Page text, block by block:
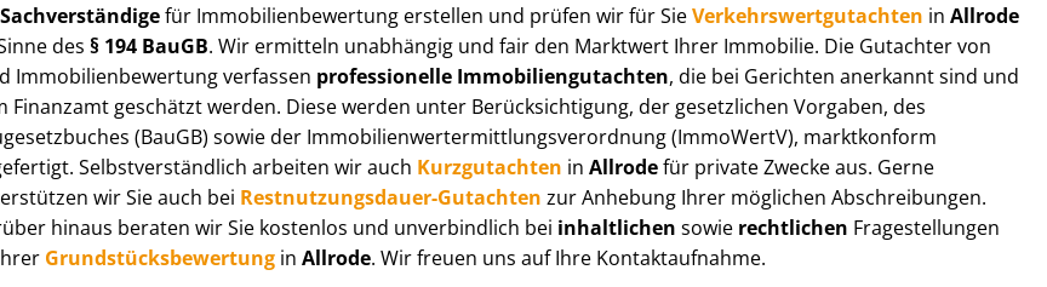
Sachverständigefür Im­mo­bi­li­en­be­wer­tung erstellen und prüfen wir für SieVer­kehrs­wert­gut­ach­ten inAllrode
des§ 194 BauGB. Wir ermitteln unabhängig und fair den Marktwert Ihrer Immobilie. Die Gutachter von
Im­mo­bi­li­en­be­wer­tung verfassen professionelle Im­mo­bi­li­en­gut­ach­ten, die bei Gerichten anerkannt sind und
Finanzamt geschätzt werden. Diese werden unter Be­rück­sich­ti­gung, der gesetzlichen Vorgaben, des
(BauGB) sowie der Im­mo­bi­li­en­wert­ermitt­lungs­ver­ord­nung (ImmoWertV), marktkonform
Selbst­ver­ständ­lich arbeiten wir auch Kurzgutachten in Allrodefür private Zwecke aus. Gerne
wir Sie auch bei Rest­nut­zungs­dau­er-Gutachten zur Anhebung Ihrer möglichen Abschreibungen.
hinaus beraten wir Sie kostenlos und unverbindlich bei inhaltlichen sowie rechtlichen Fragestellungen
Grund­stücks­be­wer­tung inAllrode. Wir freuen uns auf Ihre Kontaktaufnahme.